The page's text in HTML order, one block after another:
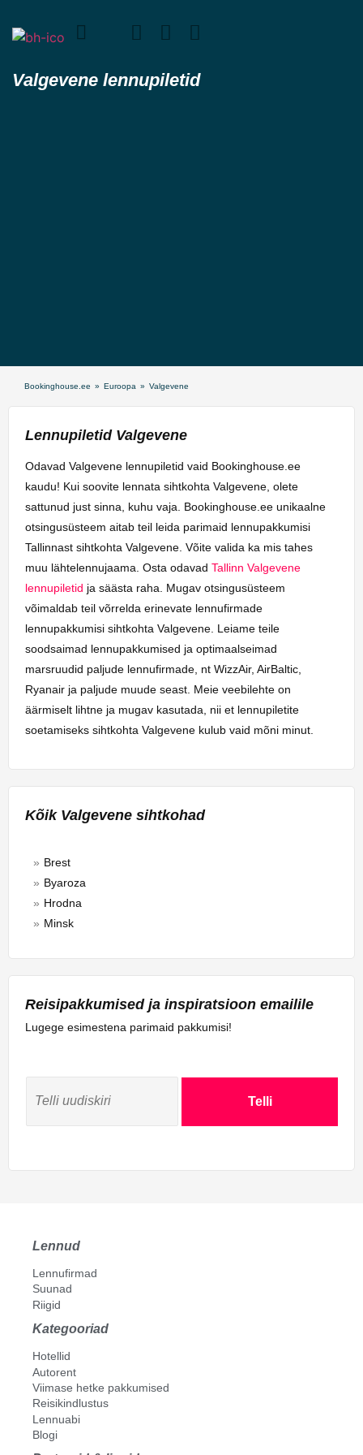
Valgevene lennupiletid
Bookinghouse.ee » Euroopa » Valgevene
Lennupiletid Valgevene
Odavad Valgevene lennupiletid vaid Bookinghouse.ee
kaudu! Kui soovite lennata sihtkohta Valgevene, olete
sattunud just sinna, kuhu vaja. Bookinghouse.ee unikaalne
otsingusüsteem aitab teil leida parimaid lennupakkumisi
Tallinnast sihtkohta Valgevene. Võite valida ka mis tahes
muu lähtelennujaama. Osta odavad Tallinn Valgevene
lennupiletid ja säästa raha. Mugav otsingusüsteem
võimaldab teil võrrelda erinevate lennufirmade
lennupakkumisi sihtkohta Valgevene. Leiame teile
soodsaimad lennupakkumised ja optimaalseimad
marsruudid paljude lennufirmade, nt WizzAir, AirBaltic,
Ryanair ja paljude muude seast. Meie veebilehte on
äärmiselt lihtne ja mugav kasutada, nii et lennupiletite
soetamiseks sihtkohta Valgevene kulub vaid mõni minut.
Kõik Valgevene sihtkohad
Brest
Byaroza
Hrodna
Minsk
Reisipakkumised ja inspiratsioon emailile
Lugege esimestena parimaid pakkumisi!
Telli
Lennud
Lennufirmad
Suunad
Riigid
Kategooriad
Hotellid
Autorent
Viimase hetke pakkumised
Reisikindlustus
Lennuabi
Blogi